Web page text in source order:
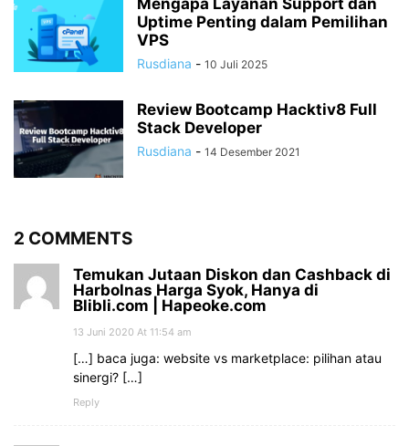
Mengapa Layanan Support dan
Uptime Penting dalam Pemilihan
VPS
Rusdiana - 10 Juli 2025
Review Bootcamp Hacktiv8 Full
Stack Developer
Rusdiana - 14 Desember 2021
2 COMMENTS
Temukan Jutaan Diskon dan Cashback di
Harbolnas Harga Syok, Hanya di
Blibli.com | Hapeoke.com
13 Juni 2020 At 11:54 am
[…] baca juga: website vs marketplace: pilihan atau
sinergi? […]
Reply